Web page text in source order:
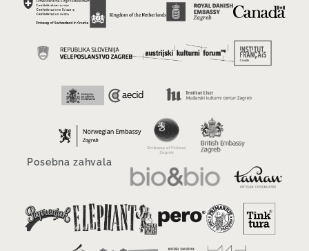
Posebna zahvala